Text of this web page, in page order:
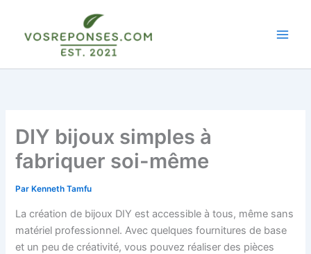
contenu
DIY bijoux simples à
fabriquer soi-même
Par Kenneth Tamfu
La création de bijoux DIY est accessible à tous, même sans
matériel professionnel. Avec quelques fournitures de base
et un peu de créativité, vous pouvez réaliser des pièces